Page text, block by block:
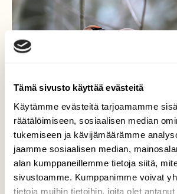
Tämä sivusto käyttää evästeitä
Käytämme evästeitä tarjoamamme
räätälöimiseen, sosiaalisen median
tukemiseen ja kävijämäärämme
jaamme sosiaalisen median,
alan kumppaneillemme tietoja siitä,
sivustoamme. Kumppanimme voivat
tietoja muihin tietoihin, joita olet
Maistuu se
tilhillekin